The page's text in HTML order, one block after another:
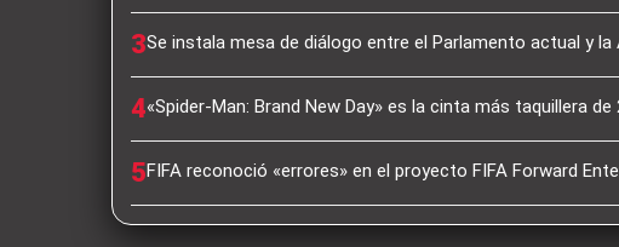
3Se instala mesa de diálogo entre el Parlamento actual y la
4«Spider-Man: Brand New Day» es la cinta más taquillera de
5FIFA reconoció «errores» en el proyecto FIFA Forward